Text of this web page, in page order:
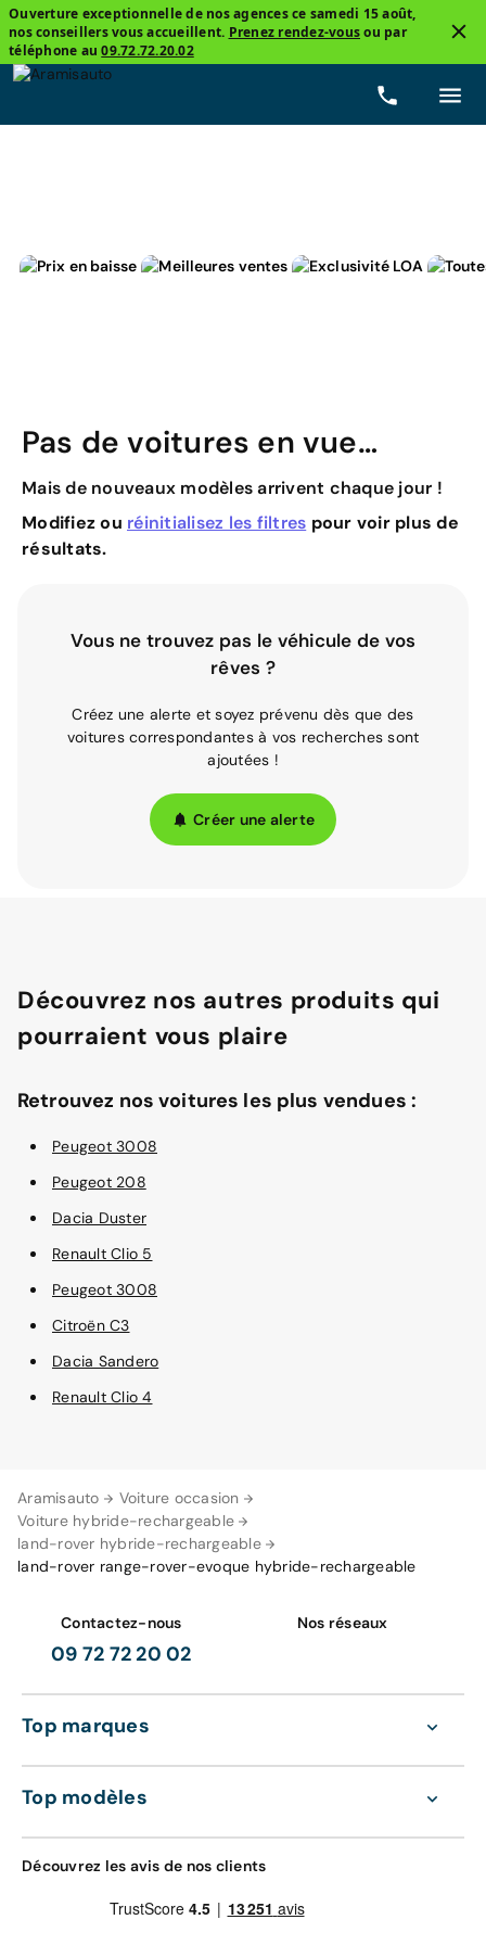
Ouverture exceptionnelle de nos agences ce samedi 15 août,
nos conseillers vous accueillent. Prenez rendez-vousou par
téléphone au09.72.72.20.02
Aramisauto
Voiture occasion
Voiture hybride-rechargeable
land-rover hybride-rechargeable
land-rover range-rover-evoque hybride-rechargeable
Hybride rechargeable Prix
Pas de voitures en vue…
Mais de nouveaux modèles arrivent chaque jour !
Modifiez ou réinitialisez les filtres pour voir plus de
résultats.
Vous ne trouvez pas le véhicule de vos
rêves ?
Créez une alerte et soyez prévenu dès que des
voitures correspondantes à vos recherches sont
ajoutées !
Créer une alerte
Découvrez nos autres produits qui
pourraient vous plaire
Retrouvez nos voitures les plus vendues :
Peugeot 3008
Peugeot 208
Dacia Duster
Renault Clio 5
Peugeot 3008
Citroën C3
Dacia Sandero
Renault Clio 4
Contactez-nous
09 72 72 20 02
Nos réseaux
Top marques
Top modèles
Découvrez les avis de nos clients